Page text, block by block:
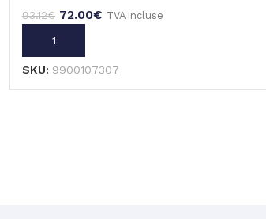
93.12€ 72.00€ TVA incluse
AJOUTER AU PANIER
SKU: 9900107307